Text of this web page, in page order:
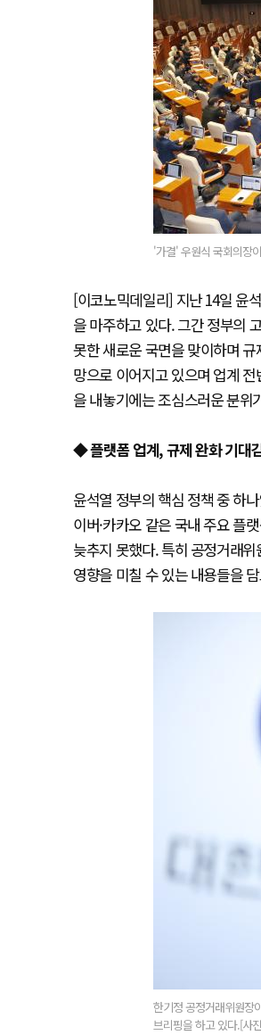
'가결' 우원식 국회의장
[이코노믹데일리] 지난 14일 윤
을 마주하고 있다. 그간 정부의
못한 새로운 국면을 맞이하며
망으로 이어지고 있으며 업계
을 내놓기에는 조심스러운 분위
◆ 플랫폼 업계, 규제 완화 기대
윤석열 정부의 핵심 정책 중 하
이버·카카오 같은 국내 주요 플
늦추지 못했다. 특히 공정거래
영향을 미칠 수 있는 내용들을
한기정 공정거래위원장
브리핑을 하고 있다.[사